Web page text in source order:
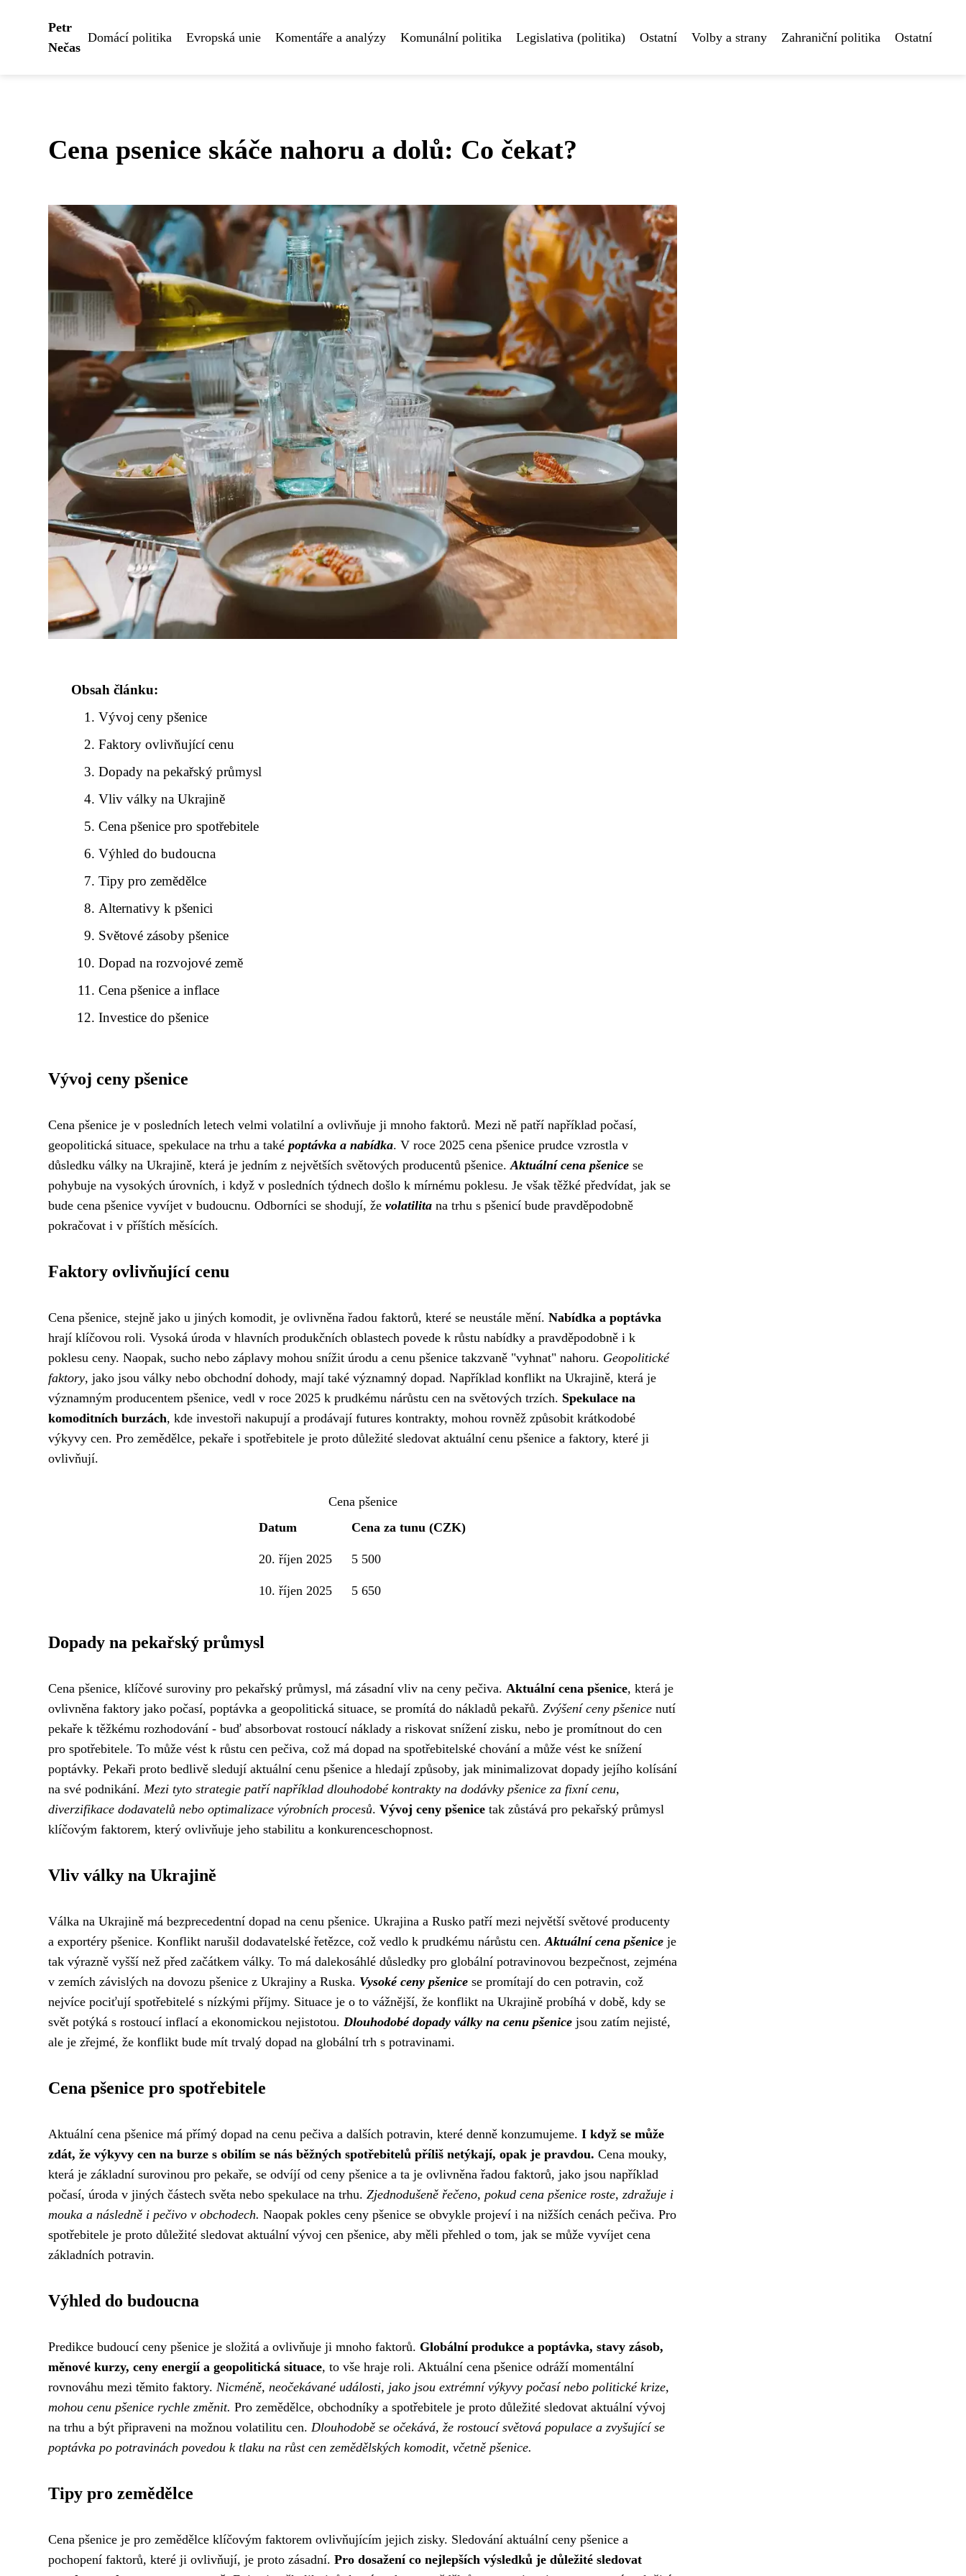
Petr
Nečas
Domácí politika Evropská unie Komentáře a analýzy Komunální politika Legislativa (politika) Ostatní Volby a strany Zahraniční politika Ostatní
Cena psenice skáče nahoru a dolů: Co čekat?
Obsah článku:
Vývoj ceny pšenice
Faktory ovlivňující cenu
Dopady na pekařský průmysl
Vliv války na Ukrajině
Cena pšenice pro spotřebitele
Výhled do budoucna
Tipy pro zemědělce
Alternativy k pšenici
Světové zásoby pšenice
Dopad na rozvojové země
Cena pšenice a inflace
Investice do pšenice
Vývoj ceny pšenice
Cena pšenice je v posledních letech velmi volatilní a ovlivňuje ji mnoho faktorů. Mezi ně patří například počasí,
geopolitická situace, spekulace na trhu a také poptávka a nabídka. V roce 2025 cena pšenice prudce vzrostla v
důsledku války na Ukrajině, která je jedním z největších světových producentů pšenice. Aktuální cena pšenice se
pohybuje na vysokých úrovních, i když v posledních týdnech došlo k mírnému poklesu. Je však těžké předvídat, jak se
bude cena pšenice vyvíjet v budoucnu. Odborníci se shodují, že volatilita na trhu s pšenicí bude pravděpodobně
pokračovat i v příštích měsících.
Faktory ovlivňující cenu
Cena pšenice, stejně jako u jiných komodit, je ovlivněna řadou faktorů, které se neustále mění. Nabídka a poptávka
hrají klíčovou roli. Vysoká úroda v hlavních produkčních oblastech povede k růstu nabídky a pravděpodobně i k
poklesu ceny. Naopak, sucho nebo záplavy mohou snížit úrodu a cenu pšenice takzvaně "vyhnat" nahoru. Geopolitické
faktory, jako jsou války nebo obchodní dohody, mají také významný dopad. Například konflikt na Ukrajině, která je
významným producentem pšenice, vedl v roce 2025 k prudkému nárůstu cen na světových trzích. Spekulace na
komoditních burzách, kde investoři nakupují a prodávají futures kontrakty, mohou rovněž způsobit krátkodobé
výkyvy cen. Pro zemědělce, pekaře i spotřebitele je proto důležité sledovat aktuální cenu pšenice a faktory, které ji
ovlivňují.
Cena pšenice
Datum
Cena za tunu (CZK)
20. říjen 2025 5 500
10. říjen 2025 5 650
Dopady na pekařský průmysl
Cena pšenice, klíčové suroviny pro pekařský průmysl, má zásadní vliv na ceny pečiva. Aktuální cena pšenice, která je
ovlivněna faktory jako počasí, poptávka a geopolitická situace, se promítá do nákladů pekařů. Zvýšení ceny pšenice nutí
pekaře k těžkému rozhodování - buď absorbovat rostoucí náklady a riskovat snížení zisku, nebo je promítnout do cen
pro spotřebitele. To může vést k růstu cen pečiva, což má dopad na spotřebitelské chování a může vést ke snížení
poptávky. Pekaři proto bedlivě sledují aktuální cenu pšenice a hledají způsoby, jak minimalizovat dopady jejího kolísání
na své podnikání. Mezi tyto strategie patří například dlouhodobé kontrakty na dodávky pšenice za fixní cenu,
diverzifikace dodavatelů nebo optimalizace výrobních procesů. Vývoj ceny pšenice tak zůstává pro pekařský průmysl
klíčovým faktorem, který ovlivňuje jeho stabilitu a konkurenceschopnost.
Vliv války na Ukrajině
Válka na Ukrajině má bezprecedentní dopad na cenu pšenice. Ukrajina a Rusko patří mezi největší světové producenty
a exportéry pšenice. Konflikt narušil dodavatelské řetězce, což vedlo k prudkému nárůstu cen. Aktuální cena pšenice je
tak výrazně vyšší než před začátkem války. To má dalekosáhlé důsledky pro globální potravinovou bezpečnost, zejména
v zemích závislých na dovozu pšenice z Ukrajiny a Ruska. Vysoké ceny pšenice se promítají do cen potravin, což
nejvíce pociťují spotřebitelé s nízkými příjmy. Situace je o to vážnější, že konflikt na Ukrajině probíhá v době, kdy se
svět potýká s rostoucí inflací a ekonomickou nejistotou. Dlouhodobé dopady války na cenu pšenice jsou zatím nejisté,
ale je zřejmé, že konflikt bude mít trvalý dopad na globální trh s potravinami.
Cena pšenice pro spotřebitele
Aktuální cena pšenice má přímý dopad na cenu pečiva a dalších potravin, které denně konzumujeme. I když se může
zdát, že výkyvy cen na burze s obilím se nás běžných spotřebitelů příliš netýkají, opak je pravdou. Cena mouky,
která je základní surovinou pro pekaře, se odvíjí od ceny pšenice a ta je ovlivněna řadou faktorů, jako jsou například
počasí, úroda v jiných částech světa nebo spekulace na trhu. Zjednodušeně řečeno, pokud cena pšenice roste, zdražuje i
mouka a následně i pečivo v obchodech. Naopak pokles ceny pšenice se obvykle projeví i na nižších cenách pečiva. Pro
spotřebitele je proto důležité sledovat aktuální vývoj cen pšenice, aby měli přehled o tom, jak se může vyvíjet cena
základních potravin.
Výhled do budoucna
Predikce budoucí ceny pšenice je složitá a ovlivňuje ji mnoho faktorů. Globální produkce a poptávka, stavy zásob,
měnové kurzy, ceny energií a geopolitická situace, to vše hraje roli. Aktuální cena pšenice odráží momentální
rovnováhu mezi těmito faktory. Nicméně, neočekávané události, jako jsou extrémní výkyvy počasí nebo politické krize,
mohou cenu pšenice rychle změnit. Pro zemědělce, obchodníky a spotřebitele je proto důležité sledovat aktuální vývoj
na trhu a být připraveni na možnou volatilitu cen. Dlouhodobě se očekává, že rostoucí světová populace a zvyšující se
poptávka po potravinách povedou k tlaku na růst cen zemědělských komodit, včetně pšenice.
Tipy pro zemědělce
Cena pšenice je pro zemědělce klíčovým faktorem ovlivňujícím jejich zisky. Sledování aktuální ceny pšenice a
pochopení faktorů, které ji ovlivňují, je proto zásadní. Pro dosažení co nejlepších výsledků je důležité sledovat